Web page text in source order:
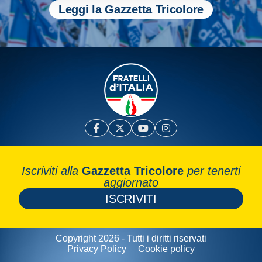
Leggi la Gazzetta Tricolore
Iscriviti alla Gazzetta Tricolore per tenerti
aggiornato
ISCRIVITI
Copyright 2026 - Tutti i diritti riservati
Privacy Policy
Cookie policy